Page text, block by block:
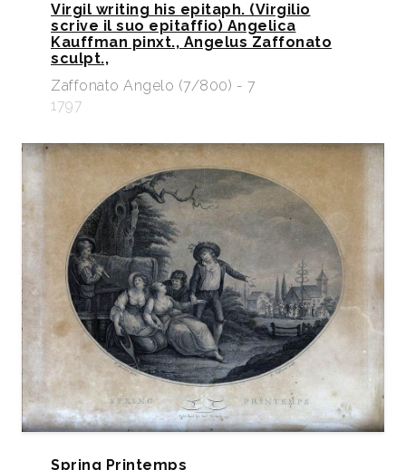
Virgil writing his epitaph. (Virgilio
scrive il suo epitaffio) Angelica
Kauffman pinxt., Angelus Zaffonato
sculpt.,
Zaffonato Angelo (7/800) - 7
1797
Spring Printemps